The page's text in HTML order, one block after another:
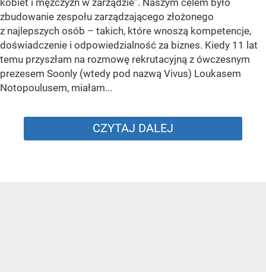
kobiet i mężczyzn w zarządzie”. Naszym celem było
zbudowanie zespołu zarządzającego złożonego
z najlepszych osób – takich, które wnoszą kompetencje,
doświadczenie i odpowiedzialność za biznes. Kiedy 11 lat
temu przyszłam na rozmowę rekrutacyjną z ówczesnym
prezesem Soonly (wtedy pod nazwą Vivus) Loukasem
Notopoulusem, miałam...
CZYTAJ DALEJ